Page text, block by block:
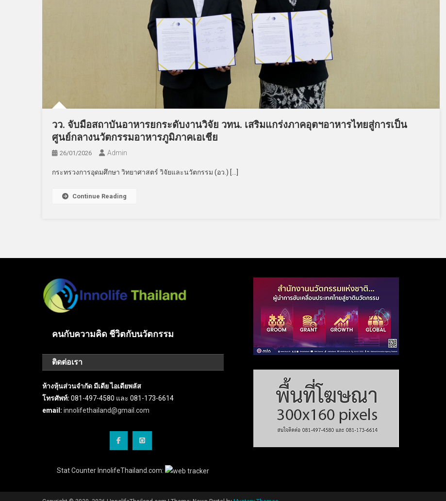
วว. จับมือสถาบันอาหารยกระดับงานวิจัย วทน. เสริมแกร่งภาคอุตฯอาหารไทยสู่การเป็น
ศูนย์กลางนวัตกรรมอาหารภูมิภาคเอเชีย
26/01/2026 Admin
กระทรวงการอุดมศึกษา วิทยาศาสตร์ วิจัยและนวัตกรรม (อว.) […]
Continue Reading
คนกับความคิด ชีวิตกับนวัตกรรม
ติดต่อเรา
ห้างหุ้นส่วนจำกัด มีเดีย ไอเดียพลัส
โทรศัพท์: 081-497-4580 และ 081-173-6614
email: innolifethailand@gmail.com
Stat Counter InnolifeThailand.com: